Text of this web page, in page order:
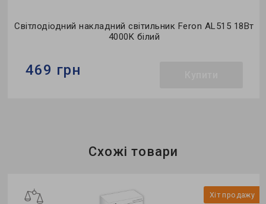
Світлодіодний накладний світильник Feron AL515 18Вт
4000K білий
469 грн
Тип джерела світла:LED
Схожі товари
Хіт продажу